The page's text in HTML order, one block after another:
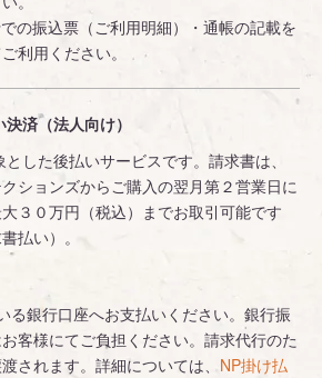
の振込票（ご利用明細）・通帳の記載を
利用ください。
済（法人向け）
した後払いサービスです。請求書は、
ションズからご購入の翌月第２営業日に
３０万円（税込）までお取引可能です
払い）。
る銀行口座へお支払いください。銀行振
客様にてご負担ください。請求代行のた
されます。詳細については、 NP掛け払